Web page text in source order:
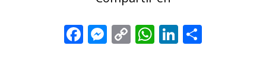
Facebook
Messenger
CopyWhatsApp
LinkedIn